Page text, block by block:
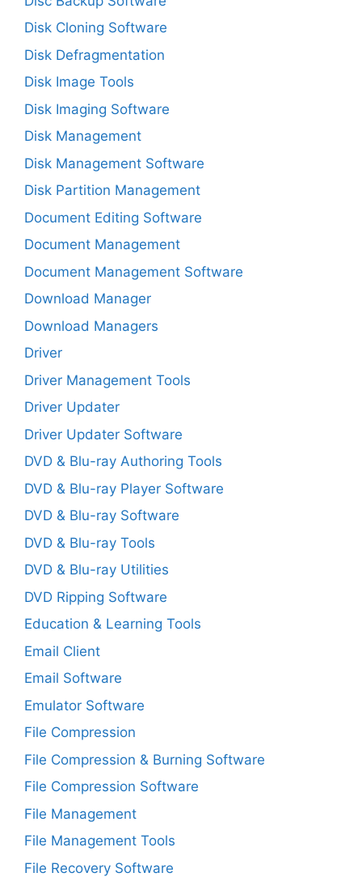
Disk Cloning Software
Disk Defragmentation
Disk Image Tools
Disk Imaging Software
Disk Management
Disk Management Software
Disk Partition Management
Document Editing Software
Document Management
Document Management Software
Download Manager
Download Managers
Driver
Driver Management Tools
Driver Updater
Driver Updater Software
DVD & Blu-ray Authoring Tools
DVD & Blu-ray Player Software
DVD & Blu-ray Software
DVD & Blu-ray Tools
DVD & Blu-ray Utilities
DVD Ripping Software
Education & Learning Tools
Email Client
Email Software
Emulator Software
File Compression
File Compression & Burning Software
File Compression Software
File Management
File Management Tools
File Recovery Software